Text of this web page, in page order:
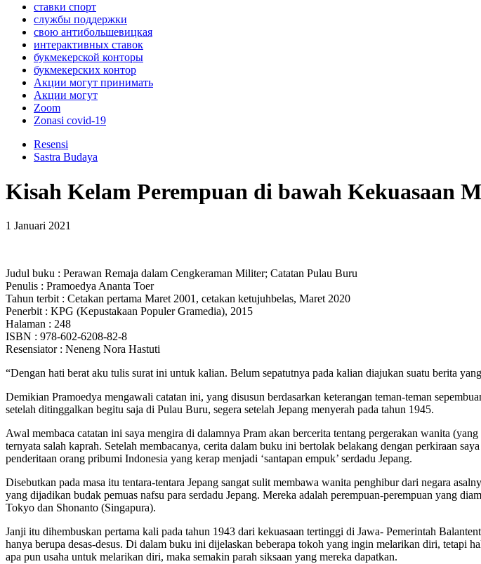
ставки спорт
службы поддержки
свою антибольшевицкая
интерактивных ставок
букмекерской конторы
букмекерских контор
Акции могут принимать
Акции могут
Zoom
Zonasi covid-19
Resensi
Sastra Budaya
Kisah Kelam Perempuan di bawah Kekuasaan
1 Januari 2021
Judul buku : Perawan Remaja dalam Cengkeraman Militer; Catatan Pulau Buru
Penulis : Pramoedya Ananta Toer
Tahun terbit : Cetakan pertama Maret 2001, cetakan ketujuhbelas, Maret 2020
Penerbit : KPG (Kepustakaan Populer Gramedia), 2015
Halaman : 248
ISBN : 978-602-6208-82-8
Resensiator : Neneng Nora Hastuti
“Dengan hati berat aku tulis surat ini untuk kalian. Belum sepatutnya pada kalian diajukan suatu berita
Demikian Pramoedya mengawali catatan ini, yang disusun berdasarkan keterangan teman-teman
setelah ditinggalkan begitu saja di Pulau Buru, segera setelah Jepang menyerah pada tahun 1945.
Awal membaca catatan ini saya mengira di dalamnya Pram akan bercerita tentang pergerakan wanita
ternyata salah kaprah. Setelah membacanya, cerita dalam buku ini bertolak belakang dengan perkiraan
penderitaan orang pribumi Indonesia yang kerap menjadi ‘santapan empuk’ serdadu Jepang.
Disebutkan pada masa itu tentara-tentara Jepang sangat sulit membawa wanita penghibur dari negara
yang dijadikan budak pemuas nafsu para serdadu Jepang. Mereka adalah perempuan-perempuan yang
Tokyo dan Shonanto (Singapura).
Janji itu dihembuskan pertama kali pada tahun 1943 dari kekuasaan tertinggi di Jawa- Pemerintah
hanya berupa desas-desus. Di dalam buku ini dijelaskan beberapa tokoh yang ingin melarikan diri, tetapi
apa pun usaha untuk melarikan diri, maka semakin parah siksaan yang mereka dapatkan.